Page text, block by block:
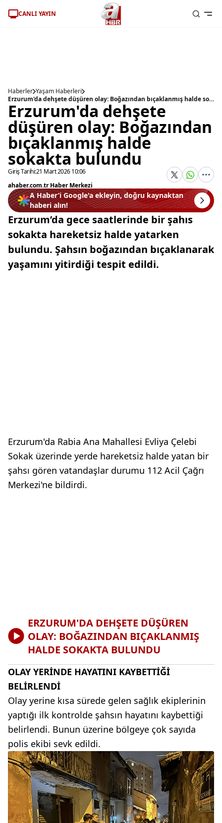
CANLI YAYIN
Haberler Yaşam Haberleri
Erzurum'da dehşete düşüren olay: Boğazından bıçaklanmış halde sokakta bulundu
Erzurum'da dehşete
düşüren olay: Boğazından
bıçaklanmış halde
sokakta bulundu
Giriş Tarihi:21 Mart 2026 10:06
ahaber.com.tr Haber Merkezi
A Haber’i Google'a ekleyin, doğru kaynaktan
haberi alın!
Erzurum’da gece saatlerinde bir şahıs
sokakta hareketsiz halde yatarken
bulundu. Şahsın boğazından bıçaklanarak
yaşamını yitirdiği tespit edildi.
Erzurum'da Rabia Ana Mahallesi Evliya Çelebi
Sokak üzerinde yerde hareketsiz halde yatan bir
şahsı gören vatandaşlar durumu 112 Acil Çağrı
Merkezi'ne bildirdi.
ERZURUM'DA DEHŞETE DÜŞÜREN
OLAY: BOĞAZINDAN BIÇAKLANMIŞ
HALDE SOKAKTA BULUNDU
OLAY YERİNDE HAYATINI KAYBETTİĞİ
BELİRLENDİ
Olay yerine kısa sürede gelen sağlık ekiplerinin
yaptığı ilk kontrolde şahsın hayatını kaybettiği
belirlendi. Bunun üzerine bölgeye çok sayıda
polis ekibi sevk edildi.